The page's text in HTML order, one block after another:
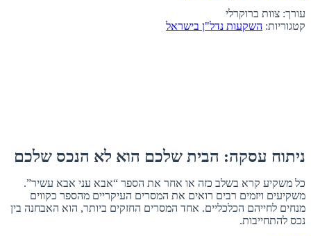
עורך: צוות ברוקרלי
קטגוריות: השקעות נדל"ן בישראל
ניתוח עסקה: הבית שלכם הוא לא הנכס שלכם
כל משקיע קרא בשלב כזה או אחר את הספר “אבא עני אבא עשיר”.
משקיעים ויזמים רבים רואים את המסרים העיקריים מהספר כקווים
מנחים לחייהם הכלכליים. אחד המסרים החזקים ביותר, הוא האבחנה בין
נכס להתחייבות.